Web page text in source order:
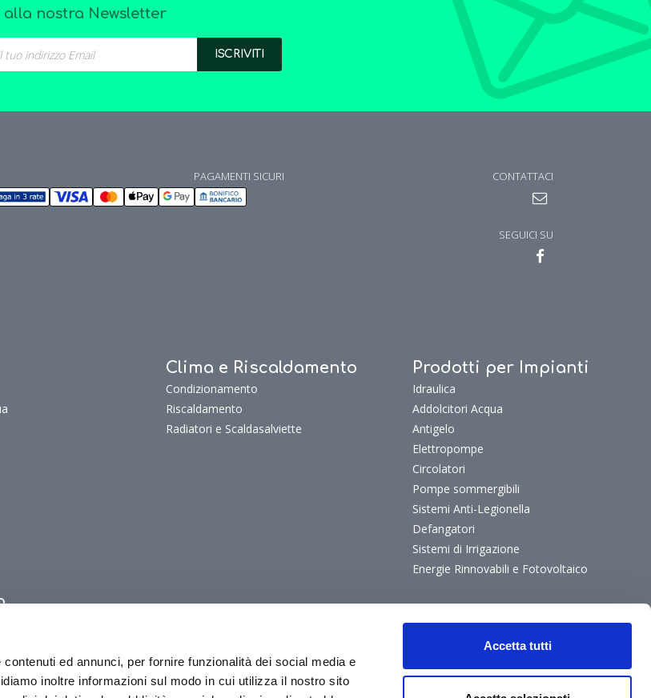
ed annunci, per fornire funzionalità dei social media e
inoltre informazioni sul modo in cui utilizza il nostro sito
Accetta tutti
nostra Newsletter
PAGAMENTI SICURI CONTATTACI
SEGUICI SU
Clima e Riscaldamento
Condizionamento
Riscaldamento
Radiatori e Scaldasalviette
Prodotti per Impianti
Idraulica
Addolcitori Acqua
Antigelo
Elettropompe
Circolatori
Pompe sommergibili
Sistemi Anti-Legionella
Defangatori
Sistemi di Irrigazione
Energie Rinnovabili e Fotovoltaico
e riscaldamento